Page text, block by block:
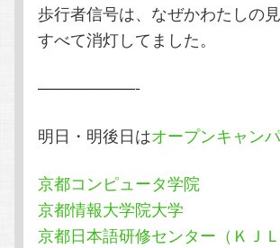
歩行者信号は、なぜかわたしの見
すべて消灯してました。
——————-
明日・明後日はオープンキャン
京都コンピュータ学院
京都情報大学院大学
京都日本語研修センター（ＫＪＬ